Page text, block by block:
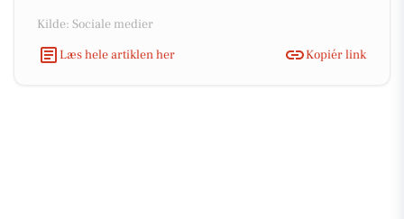
Kilde: Sociale medier
Læs hele artiklen her
Kopiér link